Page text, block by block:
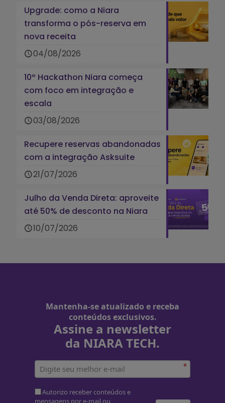
Upgrade: como a Niara
transforma o pós-reserva em
nova receita
04/08/2026
10º Hackathon Niara começa
com foco em integração e
escala
03/08/2026
Recupere reservas abandonadas
com a integração Asksuite
21/07/2026
Julho da Venda Direta: aproveite
até 50% de desconto na Niara
10/07/2026
Mantenha-se atualizado e receba
conteúdos exclusivos.
Assine a newsletter
da NIARA TECH.
*
Autorizo receber conteúdos e
mensagens por e-mail ou